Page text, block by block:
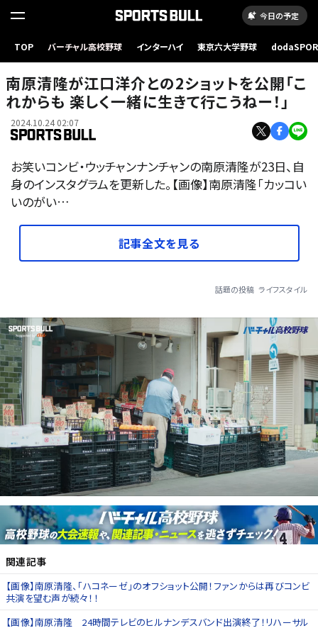
今日の予定
TOP バーチャル高校野球 インターハイ 東京六大学野球
南原清隆が江口洋介との2ショットを公開「こ
れからも 楽しく一緒に生きて行こうねー！」
2024.10.24 02:07
お笑いコンビ・ウッチャンナンチャンの南原清隆が23日、自
身のインスタグラムを更新した。【画像】南原清隆「カッコい
いのがい…
記事全文を見る
話題の投稿 ライフスタイル
関連記事
【画像】南原清隆、「ハコネーゼ」のオフショット公開！ファンからは再びコンビ
共演を望む声が続々！！
【画像】南原清隆 24時間テレビのヒルナンデスバンド出演終了！リハーサル